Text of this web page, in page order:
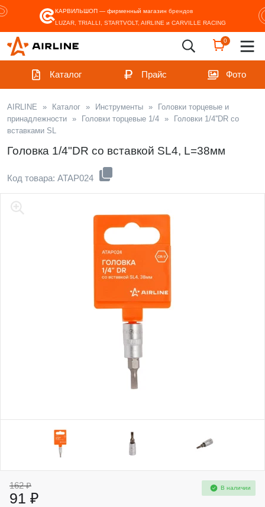
КАРВИЛЬШОП — фирменный магазин брендов
LUZAR, TRIALLI, STARTVOLT, AIRLINE и CARVILLE RACING
0
Каталог Прайс Фото
AIRLINE » Каталог » Инструменты »
Головки торцевые и
принадлежности » Головки торцевые 1/4 »
Головки 1/4''DR со
вставками SL
Головка 1/4"DR со вставкой SL4, L=38мм
Код товара: ATAP024
162 ₽
91 ₽
В наличии